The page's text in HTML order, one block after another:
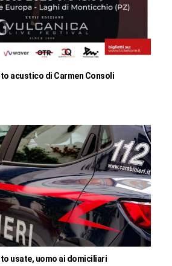
acustico di Carmen Consoli
usate, uomo ai domiciliari